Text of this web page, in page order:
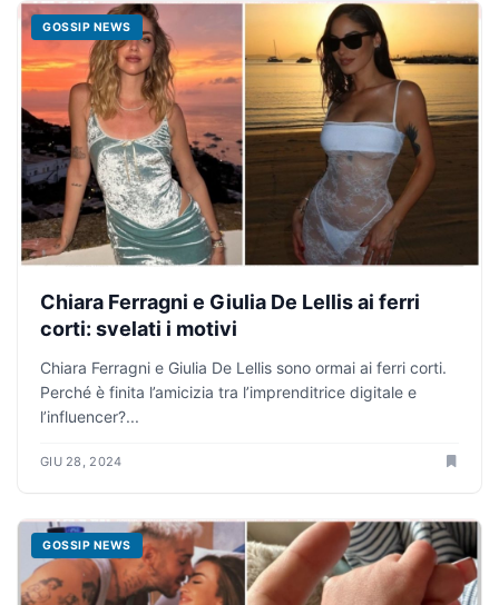
GOSSIP NEWS
Chiara Ferragni e Giulia De Lellis ai ferri
corti: svelati i motivi
Chiara Ferragni e Giulia De Lellis sono ormai ai ferri corti.
Perché è finita l’amicizia tra l’imprenditrice digitale e
l’influencer?...
GIU 28, 2024
GOSSIP NEWS